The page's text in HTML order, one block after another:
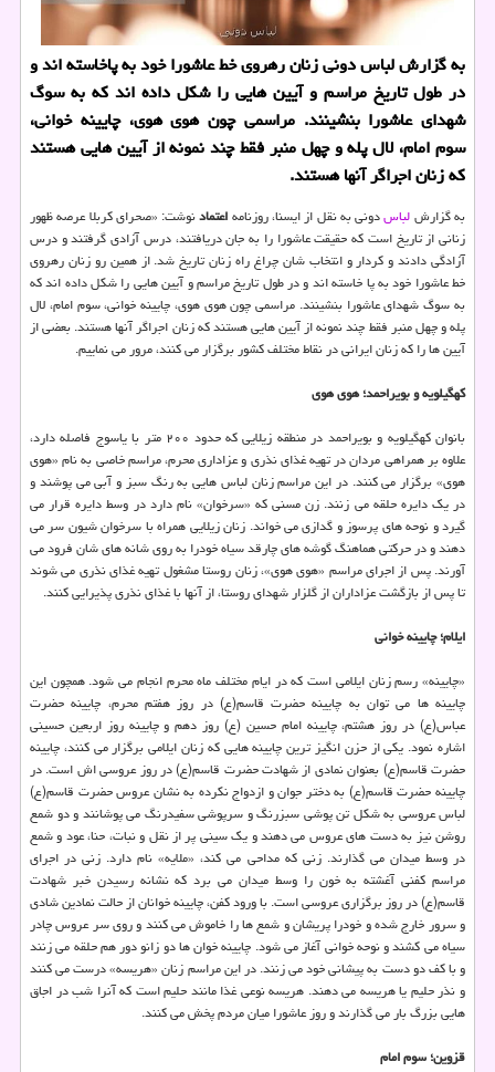
به گزارش لباس دونی زنان رهروی خط عاشورا خود به پاخاسته اند و
در طول تاریخ مراسم و آیین هایی را شكل داده اند كه به سوگ
شهدای عاشورا بنشینند. مراسمی چون هوی هوی، چایینه خوانی،
سوم امام، لال پله و چهل منبر فقط چند نمونه از آیین هایی هستند
كه زنان اجراگر آنها هستند.
به گزارشلباسدونی به نقل از ایسنا، روزنامهاعتمادنوشت: «صحرای كربلا عرصه ظهور
زنانی از تاریخ است كه حقیقت عاشورا را به جان دریافتند، درس آزادی گرفتند و درس
آزادگی دادند و كردار و انتخاب شان چراغ راه زنان تاریخ شد. از همین رو زنان رهروی
خط عاشورا خود به پا خاسته اند و در طول تاریخ مراسم و آیین هایی را شكل داده اند كه
به سوگ شهدای عاشورا بنشینند. مراسمی چون هوی هوی، چایینه خوانی، سوم امام، لال
پله و چهل منبر فقط چند نمونه از آیین هایی هستند كه زنان اجراگر آنها هستند. بعضی از
آیین ها را كه زنان ایرانی در نقاط مختلف كشور برگزار می كنند، مرور می نماییم.
كهگیلویه و بویراحمد؛ هوی هوی
بانوان كهگیلویه و بویراحمد در منطقه زیلایی كه حدود ۲۰۰ متر با یاسوج فاصله دارد،
علاوه بر همراهی مردان در تهیه غذای نذری و عزاداری محرم، مراسم خاصی به نام «هوی
هوی» برگزار می كنند. در این مراسم زنان لباس هایی به رنگ سبز و آبی می پوشند و
در یك دایره حلقه می زنند. زن مسنی كه «سرخوان» نام دارد در وسط دایره قرار می
گیرد و نوحه های پرسوز و گدازی می خواند. زنان زیلایی همراه با سرخوان شیون سر می
دهند و در حركتی هماهنگ گوشه های چارقد سیاه خودرا به روی شانه های شان فرود می
آورند. پس از اجرای مراسم «هوی هوی»، زنان روستا مشغول تهیه غذای نذری می شوند
تا پس از بازگشت عزاداران از گلزار شهدای روستا، از آنها با غذای نذری پذیرایی كنند.
ایلام؛ چایینه خوانی
«چایینه» رسم زنان ایلامی است كه در ایام مختلف ماه محرم انجام می شود. همچون این
چایینه ها می توان به چایینه حضرت قاسم(ع) در روز هفتم محرم، چایینه حضرت
عباس(ع) در روز هشتم، چایینه امام حسین (ع) روز دهم و چایینه روز اربعین حسینی
اشاره نمود. یكی از حزن انگیز ترین چایینه هایی كه زنان ایلامی برگزار می كنند، چایینه
حضرت قاسم(ع) بعنوان نمادی از شهادت حضرت قاسم(ع) در روز عروسی اش است. در
چایینه حضرت قاسم(ع) به دختر جوان و ازدواج نكرده به نشان عروس حضرت قاسم(ع)
لباس عروسی به شكل تن پوشی سبزرنگ و سرپوشی سفیدرنگ می پوشانند و دو شمع
روشن نیز به دست های عروس می دهند و یك سینی پر از نقل و نبات، حنا، عود و شمع
در وسط میدان می گذارند. زنی كه مداحی می كند، «ملایه» نام دارد. زنی در اجرای
مراسم كفنی آغشته به خون را وسط میدان می برد كه نشانه رسیدن خبر شهادت
قاسم(ع) در روز برگزاری عروسی است. با ورود كفن، چایینه خوانان از حالت نمادین شادی
و سرور خارج شده و خودرا پریشان و شمع ها را خاموش می كنند و روی سر عروس چادر
سیاه می كشند و نوحه خوانی آغاز می شود. چایینه خوان ها دو زانو دور هم حلقه می زنند
و با كف دو دست به پیشانی خود می زنند. در این مراسم زنان «هریسه» درست می كنند
و نذر حلیم یا هریسه می دهند. هریسه نوعی غذا مانند حلیم است كه آنرا شب در اجاق
هایی بزرگ بار می گذارند و روز عاشورا میان مردم پخش می كنند.
قزوین؛ سوم امام